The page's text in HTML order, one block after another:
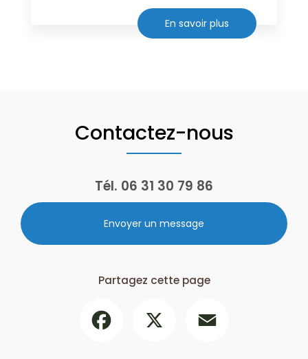
En savoir plus
Contactez-nous
Tél. 06 31 30 79 86
Envoyer un message
Partagez cette page